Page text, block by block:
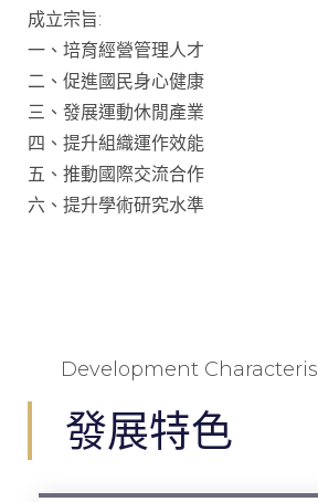
成立宗旨:
一、培育經營管理人才
二、促進國民身心健康
三、發展運動休閒產業
四、提升組織運作效能
五、推動國際交流合作
六、提升學術研究水準
Development
發展特色